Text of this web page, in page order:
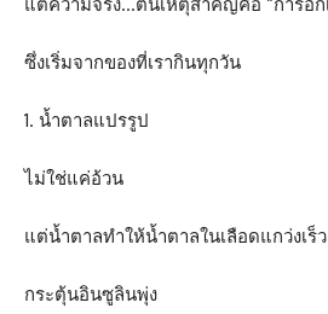
ซึ่งเริ่มจากของที่เรากินทุกวัน
1. น้ำตาลแปรรูป
ไม่ใช่แค่อ้วน
แต่น้ำตาลทำให้น้ำตาลในเลือดแกว่งเร็ว
กระตุ้นอินซูลินพุ่ง